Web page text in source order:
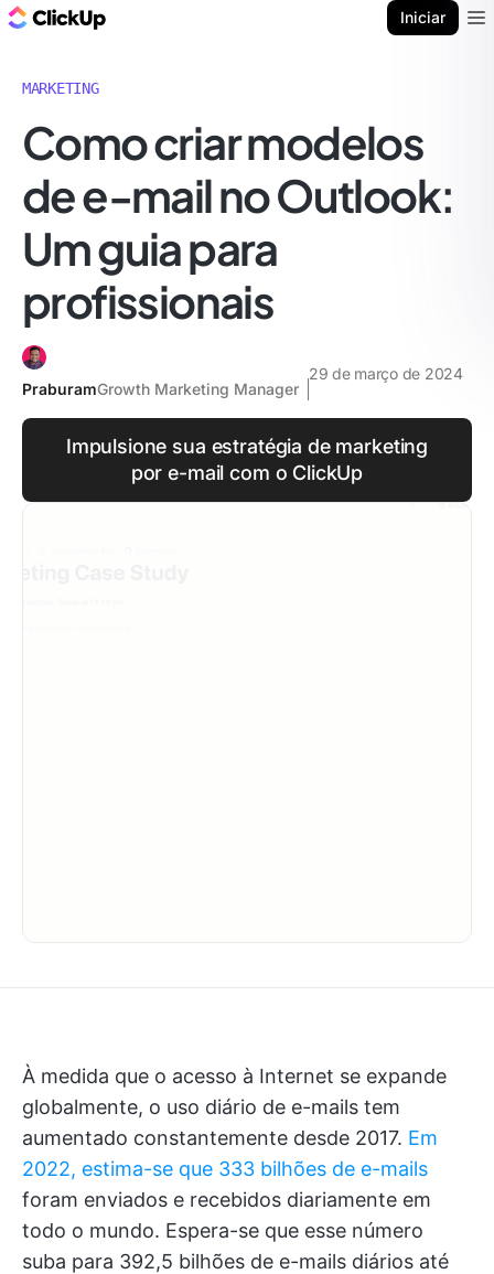
Iniciar
MARKETING
Como criar modelos
de e-mail no Outlook:
Um guia para
profissionais
PraburamGrowth Marketing Manager
29 de março de 2024
Impulsione sua estratégia de marketing
por e-mail com o ClickUp
À medida que o acesso à Internet se expande
globalmente, o uso diário de e-mails tem
aumentado constantemente desde 2017. Em
2022, estima-se que 333 bilhões de e-mails
foram enviados e recebidos diariamente em
todo o mundo. Espera-se que esse número
suba para 392,5 bilhões de e-mails diários até